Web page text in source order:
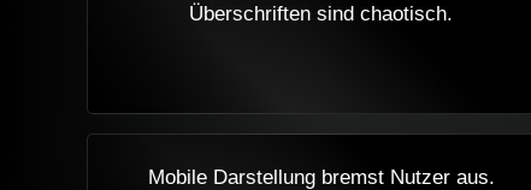
Überschriften sind chaotisch.
Mobile Darstellung bremst Nutzer aus.